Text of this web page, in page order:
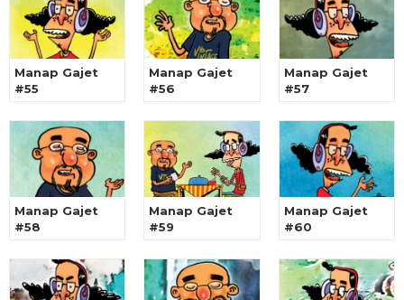
Manap Gajet
#55
Manap Gajet
#56
Manap Gajet
#57
Manap Gajet
#58
Manap Gajet
#59
Manap Gajet
#60